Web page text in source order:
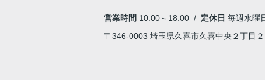
営業時間 10:00～18:00 / 定休日 毎週水曜
〒346-0003 埼玉県久喜市久喜中央２丁目２